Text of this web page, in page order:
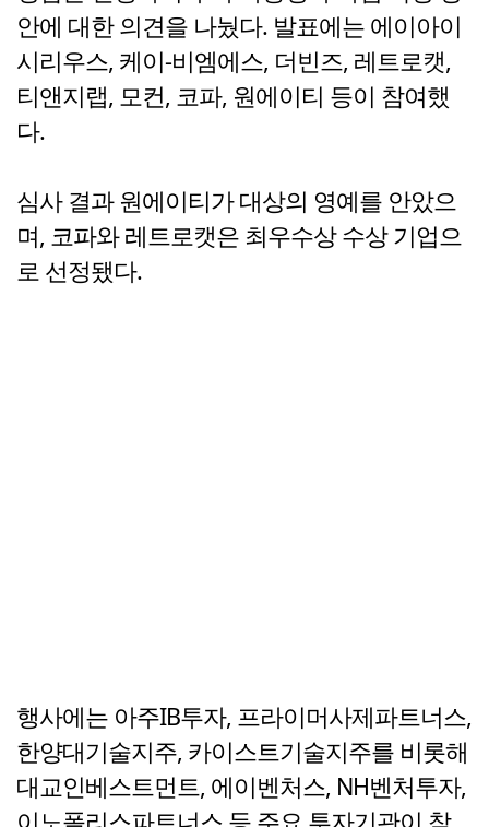
안에 대한 의견을 나눴다. 발표에는 에이아이
시리우스, 케이-비엠에스, 더빈즈, 레트로캣,
티앤지랩, 모컨, 코파, 원에이티 등이 참여했
다.
심사 결과 원에이티가 대상의 영예를 안았으
며, 코파와 레트로캣은 최우수상 수상 기업으
로 선정됐다.
행사에는 아주IB투자, 프라이머사제파트너스,
한양대기술지주, 카이스트기술지주를 비롯해
대교인베스트먼트, 에이벤처스, NH벤처투자,